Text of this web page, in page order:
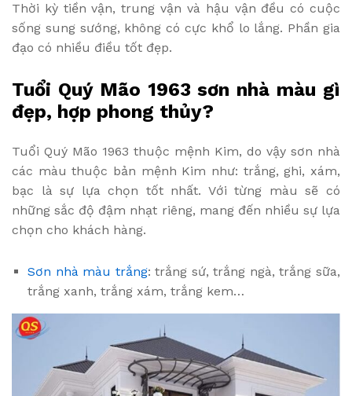
Thời kỳ tiền vận, trung vận và hậu vận đều có cuộc
sống sung sướng, không có cực khổ lo lắng. Phần gia
đạo có nhiều điều tốt đẹp.
Tuổi Quý Mão 1963 sơn nhà màu gì
đẹp, hợp phong thủy?
Tuổi Quý Mão 1963 thuộc mệnh Kim, do vậy sơn nhà
các màu thuộc bản mệnh Kim như: trắng, ghi, xám,
bạc là sự lựa chọn tốt nhất. Với từng màu sẽ có
những sắc độ đậm nhạt riêng, mang đến nhiều sự lựa
chọn cho khách hàng.
Sơn nhà màu trắng: trắng sứ, trắng ngà, trắng sữa,
trắng xanh, trắng xám, trắng kem…